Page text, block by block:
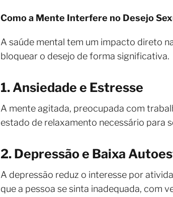
Como a Mente Interfere no Desejo
A saúde mental tem um impacto direto
bloquear o desejo de forma significativa.
1. Ansiedade e Estresse
A mente agitada, preocupada com
estado de relaxamento necessário para
2. Depressão e Baixa
A depressão reduz o interesse por
que a pessoa se sinta inadequada, com